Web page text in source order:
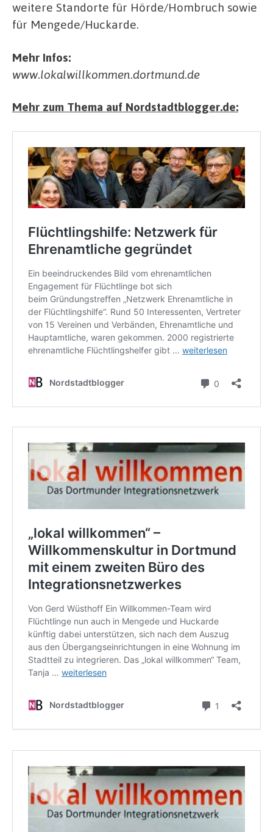
weitere Standorte für Hörde/Hombruch sowie
für Mengede/Huckarde.
Mehr Infos:
www.lokalwillkommen.dortmund.de
Mehr zum Thema auf Nordstadtblogger.de: